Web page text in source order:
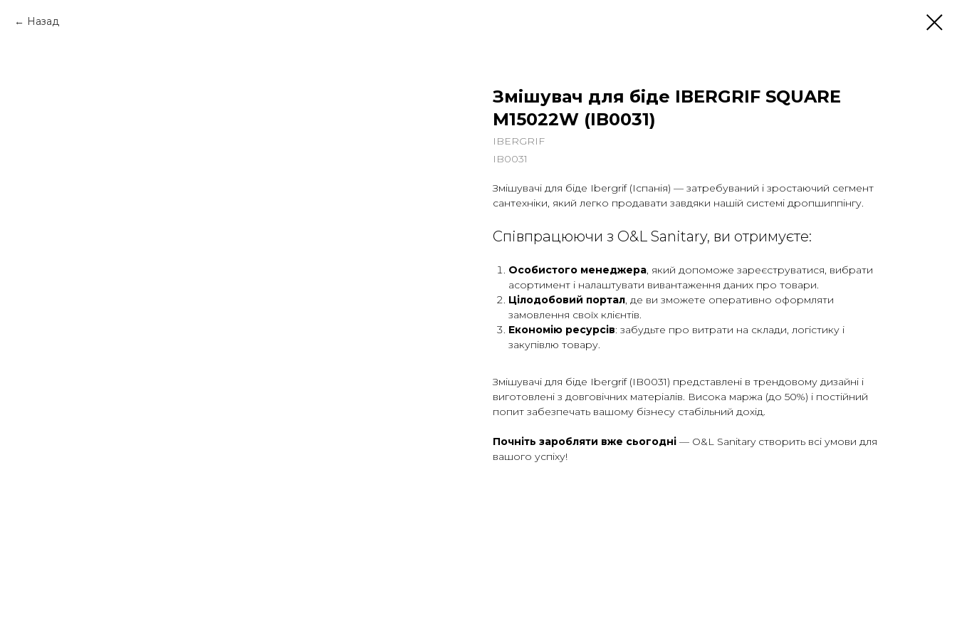
Назад
Змішувач для біде IBERGRIF SQUARE
M15022W (IB0031)
IBERGRIF
IB0031
Змішувачі для біде Ibergrif (Іспанія) — затребуваний і зростаючий сегмент
сантехніки, який легко продавати завдяки нашій системі дропшиппінгу.
Співпрацюючи з O&L Sanitary, ви отримуєте:
Особистого менеджера, який допоможе зареєструватися, вибрати
асортимент і налаштувати вивантаження даних про товари.
Цілодобовий портал, де ви зможете оперативно оформляти
замовлення своїх клієнтів.
Економію ресурсів: забудьте про витрати на склади, логістику і
закупівлю товару.
Змішувачі для біде Ibergrif (IB0031) представлені в трендовому дизайні і
виготовлені з довговічних матеріалів. Висока маржа (до 50%) і постійний
попит забезпечать вашому бізнесу стабільний дохід.
Почніть заробляти вже сьогодні — O&L Sanitary створить всі умови для
вашого успіху!